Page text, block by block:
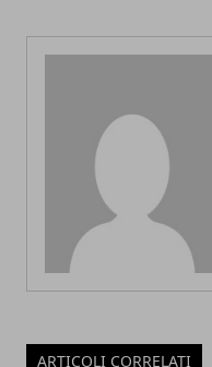
ARTICOLI CORRELATI